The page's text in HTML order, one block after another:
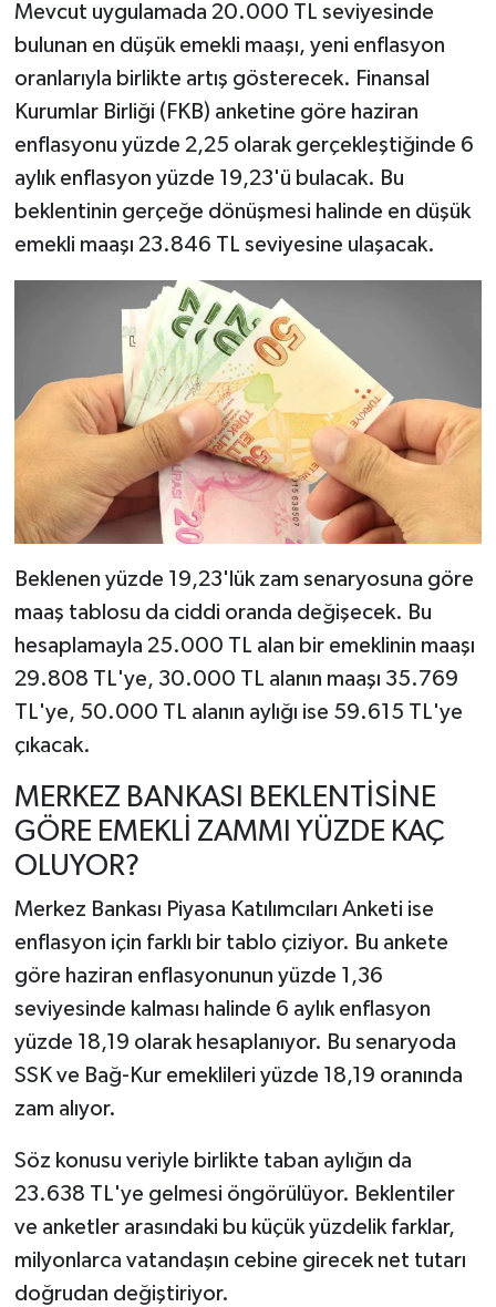
Mevcut uygulamada 20.000 TL seviyesinde
bulunan en düşük emekli maaşı, yeni enflasyon
oranlarıyla birlikte artış gösterecek. Finansal
Kurumlar Birliği (FKB) anketine göre haziran
enflasyonu yüzde 2,25 olarak gerçekleştiğinde 6
aylık enflasyon yüzde 19,23'ü bulacak. Bu
beklentinin gerçeğe dönüşmesi halinde en düşük
emekli maaşı 23.846 TL seviyesine ulaşacak.
Beklenen yüzde 19,23'lük zam senaryosuna göre
maaş tablosu da ciddi oranda değişecek. Bu
hesaplamayla 25.000 TL alan bir emeklinin maaşı
29.808 TL'ye, 30.000 TL alanın maaşı 35.769
TL'ye, 50.000 TL alanın aylığı ise 59.615 TL'ye
çıkacak.
MERKEZ BANKASI BEKLENTİSİNE
GÖRE EMEKLİ ZAMMI YÜZDE KAÇ
OLUYOR?
Merkez Bankası Piyasa Katılımcıları Anketi ise
enflasyon için farklı bir tablo çiziyor. Bu ankete
göre haziran enflasyonunun yüzde 1,36
seviyesinde kalması halinde 6 aylık enflasyon
yüzde 18,19 olarak hesaplanıyor. Bu senaryoda
SSK ve Bağ-Kur emeklileri yüzde 18,19 oranında
zam alıyor.
Söz konusu veriyle birlikte taban aylığın da
23.638 TL'ye gelmesi öngörülüyor. Beklentiler
ve anketler arasındaki bu küçük yüzdelik farklar,
milyonlarca vatandaşın cebine girecek net tutarı
doğrudan değiştiriyor.